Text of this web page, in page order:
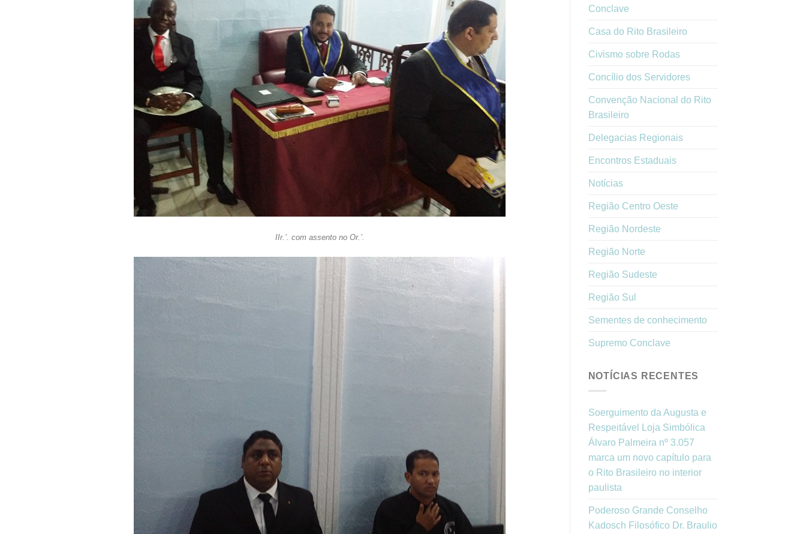
IIr.’. com assento no Or.’.
Conclave
Casa do Rito Brasileiro
Civismo sobre Rodas
Concílio dos Servidores
Convenção Nacional do Rito
Brasileiro
Delegacias Regionais
Encontros Estaduais
Notícias
Região Centro Oeste
Região Nordeste
Região Norte
Região Sudeste
Região Sul
Sementes de conhecimento
Supremo Conclave
NOTÍCIAS RECENTES
Soerguimento da Augusta e
Respeitável Loja Simbólica
Álvaro Palmeira nº 3.057
marca um novo capítulo para
o Rito Brasileiro no interior
paulista
Poderoso Grande Conselho
Kadosch Filosófico Dr. Braulio